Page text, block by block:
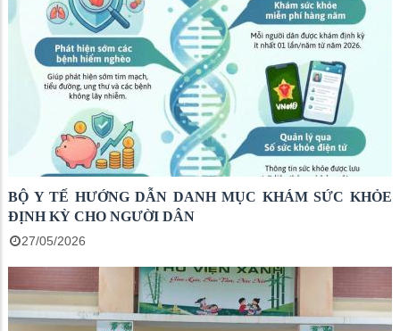
BỘ Y TẾ HƯỚNG DẪN DANH MỤC KHÁM SỨC KHỎE
ĐỊNH KỲ CHO NGƯỜI DÂN
27/05/2026